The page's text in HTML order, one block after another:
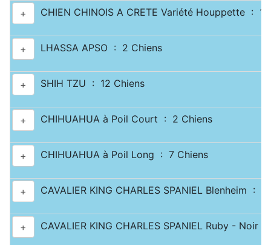
+ CHIEN CHINOIS A CRETE Variété Houppette : 1
+ LHASSA APSO : 2 Chiens
+ SHIH TZU : 12 Chiens
+ CHIHUAHUA à Poil Court : 2 Chiens
+ CHIHUAHUA à Poil Long : 7 Chiens
+ CAVALIER KING CHARLES SPANIEL Blenheim : 2
+ CAVALIER KING CHARLES SPANIEL Ruby - Noir